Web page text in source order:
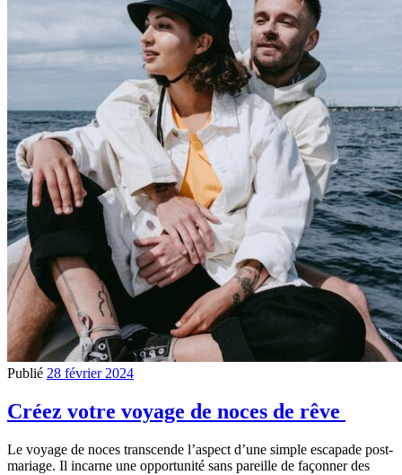
Publié 28 février 2024
Créez votre voyage de noces de rêve
Le voyage de noces transcende l’aspect d’une simple escapade post-
mariage. Il incarne une opportunité sans pareille de façonner des